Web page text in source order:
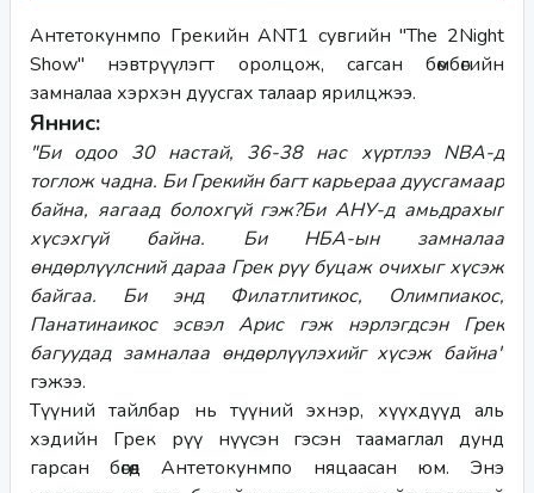
Антетокунмпо Грекийн ANT1 сувгийн "The 2Night
Show" нэвтрүүлэгт оролцож, сагсан бөмбөгийн
замналаа хэрхэн дуусгах талаар ярилцжээ.
Яннис:
"Би одоо 30 настай, 36-38 нас хүртлээ NBA-д
тоглож чадна. Би Грекийн багт карьераа дуусгамаар
байна, яагаад болохгүй гэж?Би АНУ-д амьдрахыг
хүсэхгүй байна. Би НБА-ын замналаа
өндөрлүүлсний дараа Грек рүү буцаж очихыг хүсэж
байгаа. Би энд Филатлитикос, Олимпиакос,
Панатинаикос эсвэл Арис гэж нэрлэгдсэн Грек
багуудад замналаа өндөрлүүлэхийг хүсэж байна"
гэжээ.
Түүний тайлбар нь түүний эхнэр, хүүхдүүд аль
хэдийн Грек рүү нүүсэн гэсэн таамаглал дунд
гарсан бөгөөд Антетокунмпо няцаасан юм. Энэ